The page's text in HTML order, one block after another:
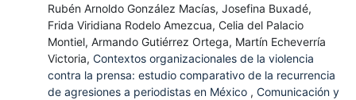
Rubén Arnoldo González Macías, Josefina Buxadé,
Frida Viridiana Rodelo Amezcua, Celia del Palacio
Montiel, Armando Gutiérrez Ortega, Martín Echeverría
Victoria, Contextos organizacionales de la violencia
contra la prensa: estudio comparativo de la recurrencia
de agresiones a periodistas en México , Comunicación y